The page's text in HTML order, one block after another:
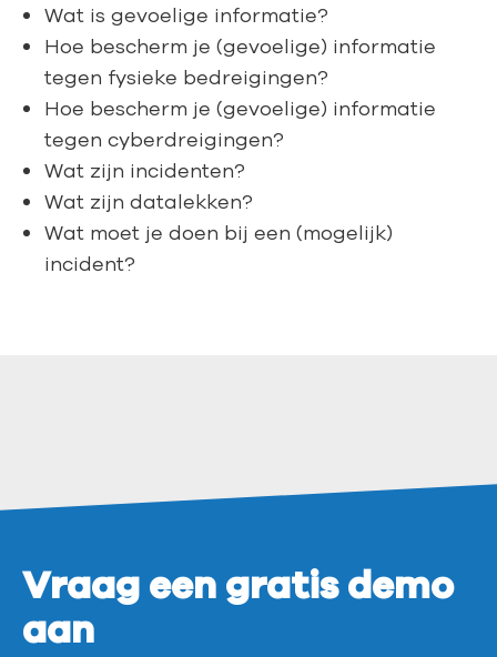
Wat is gevoelige informatie?
Hoe bescherm je (gevoelige) informatie
tegen fysieke bedreigingen?
Hoe bescherm je (gevoelige) informatie
tegen cyberdreigingen?
Wat zijn incidenten?
Wat zijn datalekken?
Wat moet je doen bij een (mogelijk)
incident?
Vraag een gratis demo
aan